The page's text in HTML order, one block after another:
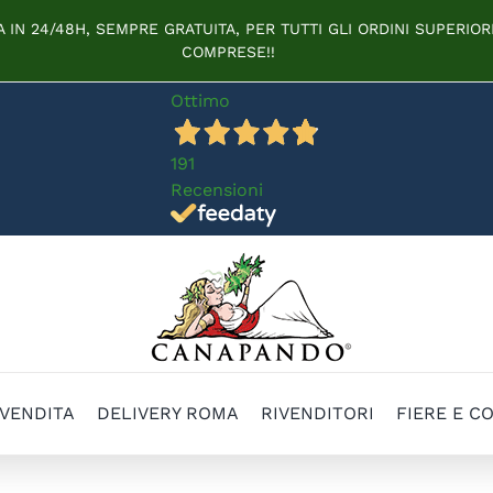
IN 24/48H, SEMPRE GRATUITA, PER TUTTI GLI ORDINI
COMPRESE!!
Ottimo
191
Recensioni
DELIVERY ROMA RIVENDITORI FIERE E